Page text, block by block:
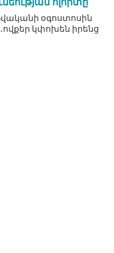
ոլորտը
օգոստոսին
կփոխեն իրենց